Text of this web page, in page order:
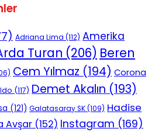
Adriana Lima (112) Amerika
Turan (206) Beren
Cem Yılmaz (194) Corona
(117) Demet Akalın (193)
(121) Galatasaray SK(109) Hadise
Avşar (152) Instagram (169)